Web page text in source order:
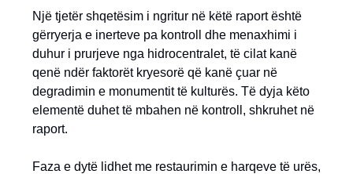
Një tjetër shqetësim i ngritur në këtë raport është
gërryerja e inerteve pa kontroll dhe menaxhimi i
duhur i prurjeve nga hidrocentralet, të cilat kanë
qenë ndër faktorët kryesorë që kanë çuar në
degradimin e monumentit të kulturës. Të dyja këto
elementë duhet të mbahen në kontroll, shkruhet në
raport.
Faza e dytë lidhet me restaurimin e harqeve të urës,